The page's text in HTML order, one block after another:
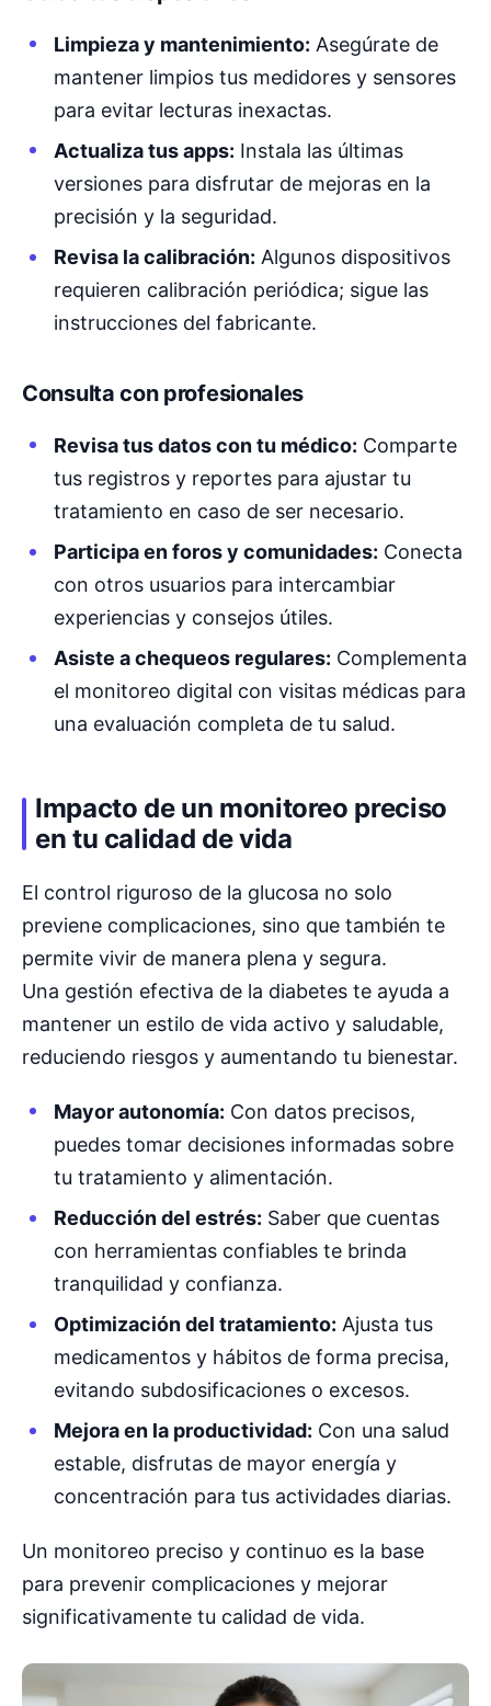
Limpieza y mantenimiento: Asegúrate de
mantener limpios tus medidores y sensores
para evitar lecturas inexactas.
Actualiza tus apps: Instala las últimas
versiones para disfrutar de mejoras en la
precisión y la seguridad.
Revisa la calibración: Algunos dispositivos
requieren calibración periódica; sigue las
instrucciones del fabricante.
Consulta con profesionales
Revisa tus datos con tu médico: Comparte
tus registros y reportes para ajustar tu
tratamiento en caso de ser necesario.
Participa en foros y comunidades: Conecta
con otros usuarios para intercambiar
experiencias y consejos útiles.
Asiste a chequeos regulares: Complementa
el monitoreo digital con visitas médicas para
una evaluación completa de tu salud.
Impacto de un monitoreo preciso
en tu calidad de vida
El control riguroso de la glucosa no solo
previene complicaciones, sino que también te
permite vivir de manera plena y segura.
Una gestión efectiva de la diabetes te ayuda a
mantener un estilo de vida activo y saludable,
reduciendo riesgos y aumentando tu bienestar.
Mayor autonomía: Con datos precisos,
puedes tomar decisiones informadas sobre
tu tratamiento y alimentación.
Reducción del estrés: Saber que cuentas
con herramientas confiables te brinda
tranquilidad y confianza.
Optimización del tratamiento: Ajusta tus
medicamentos y hábitos de forma precisa,
evitando subdosificaciones o excesos.
Mejora en la productividad: Con una salud
estable, disfrutas de mayor energía y
concentración para tus actividades diarias.
Un monitoreo preciso y continuo es la base
para prevenir complicaciones y mejorar
significativamente tu calidad de vida.